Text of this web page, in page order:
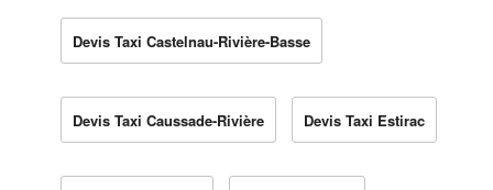
Devis Taxi Castelnau-Rivière-Basse
Devis Taxi Caussade-Rivière Devis Taxi Estirac